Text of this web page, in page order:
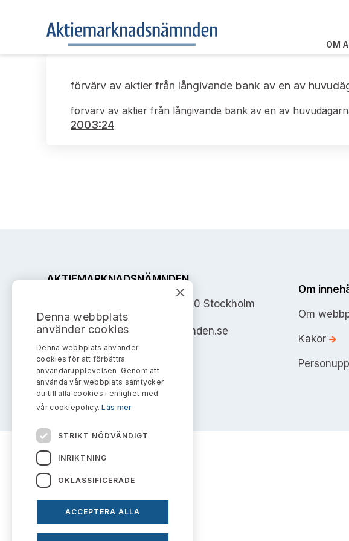
OM
förvärv av aktier från långivande bank av en av
förvärv av aktier från långivande bank av en av
2003:24
AKTIEMARKNADSNÄMNDEN
Address: Box 7354, 103 90 Stockholm
info@aktiemarknadsnamnden.se
Om
Om
Kakor
×
Denna webbplats
använder cookies
Denna webbplats använder
cookies för att förbättra
användarupplevelsen. Genom att
använda vår webbplats samtycker
du till alla cookies i enlighet med
vår cookiepolicy.Läs mer
STRIKT NÖDVÄNDIGT
INRIKTNING
OKLASSIFICERADE
ACCEPTERA ALLA